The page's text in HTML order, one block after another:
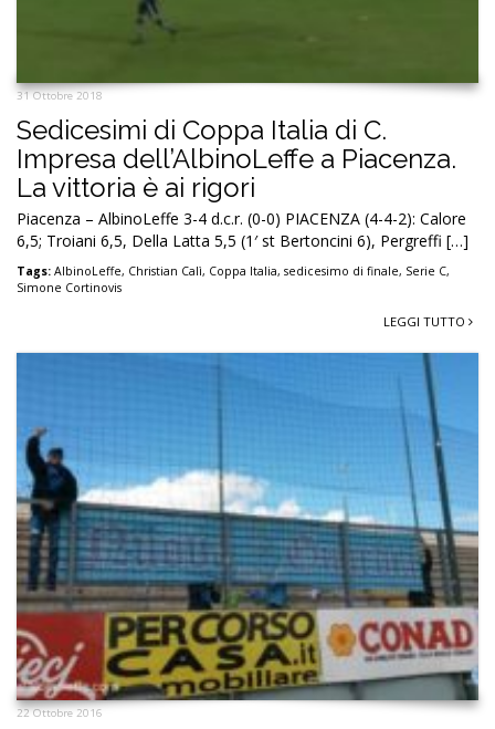
31 Ottobre 2018
Sedicesimi di Coppa Italia di C.
Impresa dell’AlbinoLeffe a Piacenza.
La vittoria è ai rigori
Piacenza – AlbinoLeffe 3-4 d.c.r. (0-0) PIACENZA (4-4-2): Calore
6,5; Troiani 6,5, Della Latta 5,5 (1′ st Bertoncini 6), Pergreffi […]
Tags: AlbinoLeffe, Christian Calì, Coppa Italia, sedicesimo di finale, Serie C,
Simone Cortinovis
LEGGI TUTTO
22 Ottobre 2016